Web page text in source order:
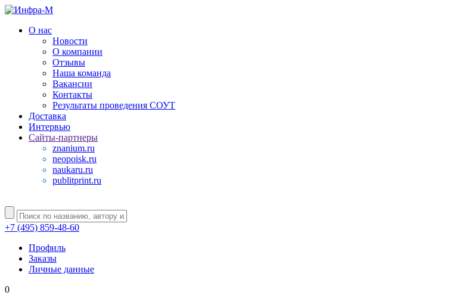
О нас
Новости
О компании
Отзывы
Наша команда
Вакансии
Контакты
Результаты проведения СОУТ
Доставка
Интервью
Сайты-партнеры
znanium.ru
neopoisk.ru
naukaru.ru
publitprint.ru
+7 (495) 859-48-60
Профиль
Заказы
Личные данные
0